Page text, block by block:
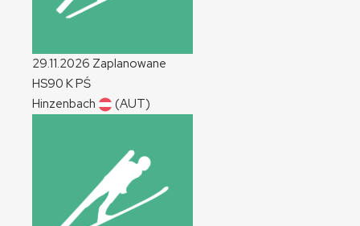
29.11.2026 Zaplanowane
HS90 KPŚ
Hinzenbach
(AUT)